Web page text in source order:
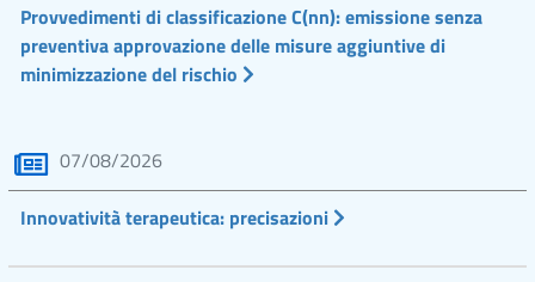
Provvedimenti di classificazione C(nn): emissione senza
preventiva approvazione delle misure aggiuntive di
minimizzazione del rischio
07/08/2026
Innovatività terapeutica: precisazioni